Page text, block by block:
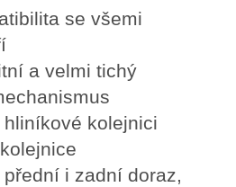
se všemi
a velmi tichý
kolejnici
i zadní doraz,